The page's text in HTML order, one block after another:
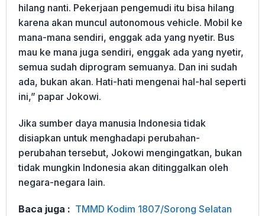
hilang nanti. Pekerjaan pengemudi itu bisa hilang
karena akan muncul autonomous vehicle. Mobil ke
mana-mana sendiri, enggak ada yang nyetir. Bus
mau ke mana juga sendiri, enggak ada yang nyetir,
semua sudah diprogram semuanya. Dan ini sudah
ada, bukan akan. Hati-hati mengenai hal-hal seperti
ini,” papar Jokowi.
Jika sumber daya manusia Indonesia tidak
disiapkan untuk menghadapi perubahan-
perubahan tersebut, Jokowi mengingatkan, bukan
tidak mungkin Indonesia akan ditinggalkan oleh
negara-negara lain.
Baca juga : TMMD Kodim 1807/Sorong Selatan